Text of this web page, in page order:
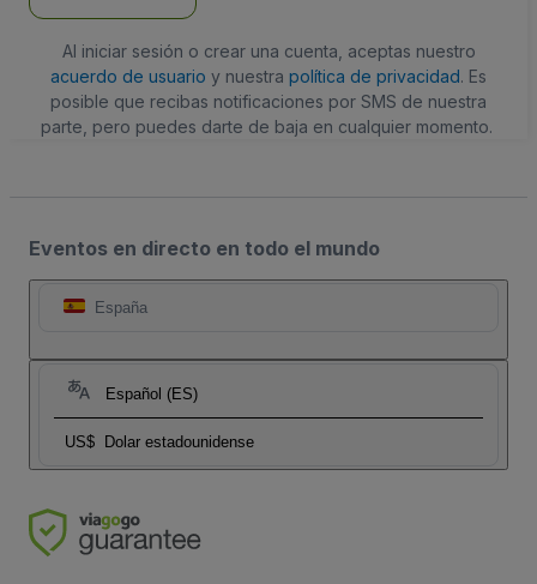
Al iniciar sesión o crear una cuenta, aceptas nuestro
acuerdo de usuario y nuestra política de privacidad. Es
posible que recibas notificaciones por SMS de nuestra
parte, pero puedes darte de baja en cualquier momento.
Eventos en directo en todo el mundo
España
Español (ES)
US$ Dolar estadounidense